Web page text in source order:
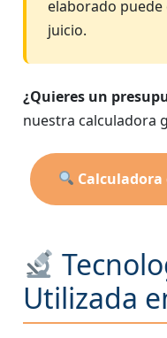
elaborado
juicio.
¿Quieres un
nuestra calculadora
Calculadora
Utilizada